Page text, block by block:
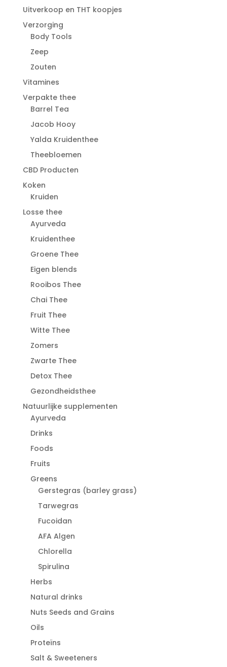
Uitverkoop en THT koopjes
Verzorging
Body Tools
Zeep
Zouten
Vitamines
Verpakte thee
Barrel Tea
Jacob Hooy
Yalda Kruidenthee
Theebloemen
CBD Producten
Koken
Kruiden
Losse thee
Ayurveda
Kruidenthee
Groene Thee
Eigen blends
Rooibos Thee
Chai Thee
Fruit Thee
Witte Thee
Zomers
Zwarte Thee
Detox Thee
Gezondheidsthee
Natuurlijke supplementen
Ayurveda
Drinks
Foods
Fruits
Greens
Gerstegras (barley grass)
Tarwegras
Fucoidan
AFA Algen
Chlorella
Spirulina
Herbs
Natural drinks
Nuts Seeds and Grains
Oils
Proteïns
Salt & Sweeteners